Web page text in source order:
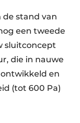
de stand van
een tweede
sluitconcept
die in nauwe
en
(tot 600 Pa)